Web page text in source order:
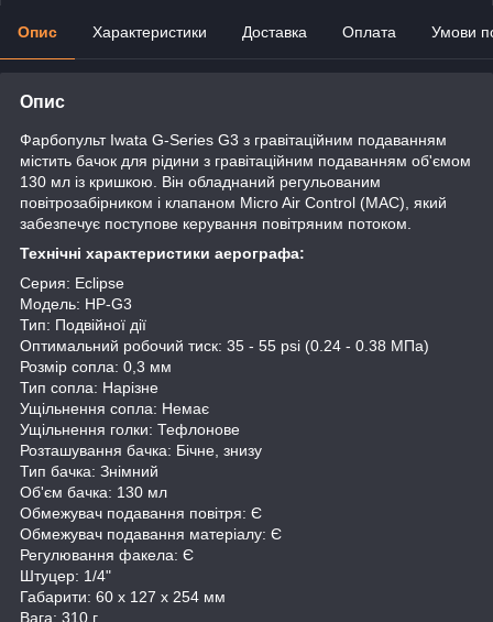
Опис Характеристики Доставка Оплата Умови
Опис
Фарбопульт Iwata G-Series G3 з гравітаційним подаванням
містить бачок для рідини з гравітаційним подаванням об'ємом
130 мл із кришкою. Він обладнаний регульованим
повітрозабірником і клапаном Micro Air Control (MAC), який
забезпечує поступове керування повітряним потоком.
Технічні характеристики аерографа:
Серия: Eclipse
Модель: HP-G3
Тип: Подвійної дії
Оптимальний робочий тиск: 35 - 55 psi (0.24 - 0.38 МПа)
Розмір сопла: 0,3 мм
Тип сопла: Нарізне
Ущільнення сопла: Немає
Ущільнення голки: Тефлонове
Розташування бачка: Бічне, знизу
Тип бачка: Знімний
Об'єм бачка: 130 мл
Обмежувач подавання повітря: Є
Обмежувач подавання матеріалу: Є
Регулювання факела: Є
Штуцер: 1/4"
Габарити: 60 х 127 х 254 мм
Вага: 310 г